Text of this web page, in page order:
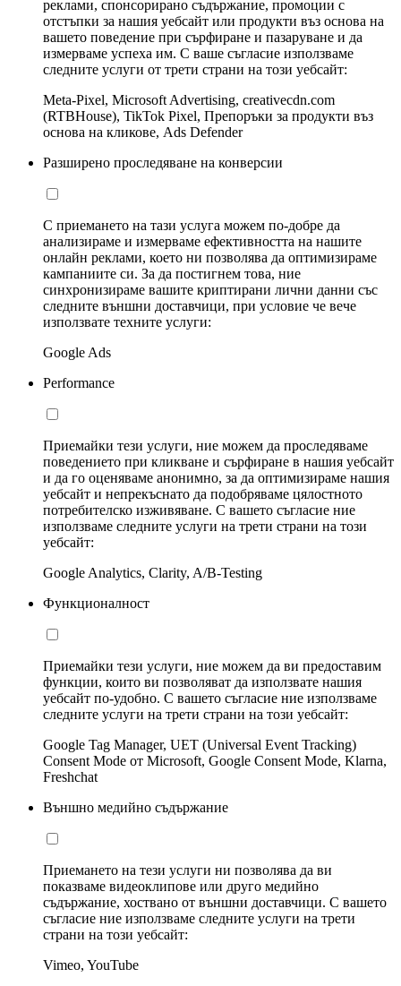
реклами, спонсорирано съдържание, промоции с
отстъпки за нашия уебсайт или продукти въз основа на
вашето поведение при сърфиране и пазаруване и да
измерваме успеха им. С ваше съгласие използваме
следните услуги от трети страни на този уебсайт:
Meta-Pixel, Microsoft Advertising, creativecdn.com
(RTBHouse), TikTok Pixel, Препоръки за продукти въз
основа на кликове, Ads Defender
Разширено проследяване на конверсии
С приемането на тази услуга можем по-добре да
анализираме и измерваме ефективността на нашите
онлайн реклами, което ни позволява да оптимизираме
кампаниите си. За да постигнем това, ние
синхронизираме вашите криптирани лични данни със
следните външни доставчици, при условие че вече
използвате техните услуги:
Google Ads
Performance
Приемайки тези услуги, ние можем да проследяваме
поведението при кликване и сърфиране в нашия уебсайт
и да го оценяваме анонимно, за да оптимизираме нашия
уебсайт и непрекъснато да подобряваме цялостното
потребителско изживяване. С вашето съгласие ние
използваме следните услуги на трети страни на този
уебсайт:
Google Analytics, Clarity, A/B-Testing
Функционалност
Приемайки тези услуги, ние можем да ви предоставим
функции, които ви позволяват да използвате нашия
уебсайт по-удобно. С вашето съгласие ние използваме
следните услуги на трети страни на този уебсайт:
Google Tag Manager, UET (Universal Event Tracking)
Consent Mode от Microsoft, Google Consent Mode, Klarna,
Freshchat
Външно медийно съдържание
Приемането на тези услуги ни позволява да ви
показваме видеоклипове или друго медийно
съдържание, хоствано от външни доставчици. С вашето
съгласие ние използваме следните услуги на трети
страни на този уебсайт:
Vimeo, YouTube